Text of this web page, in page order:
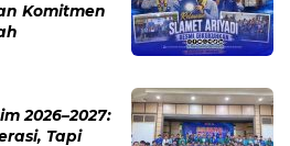
Komitmen
2026–2027:
Tapi